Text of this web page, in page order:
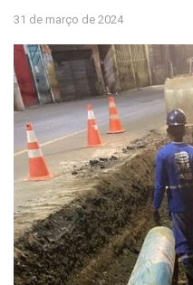
31 de março de 2024